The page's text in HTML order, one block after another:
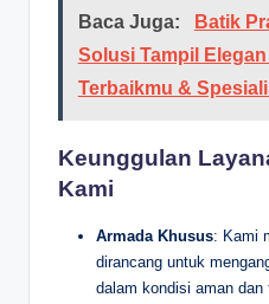
Baca Juga:
Batik
Solusi Tampil
Terbaikmu &
Keunggulan
Kami
Armada Khusus: Kami
dirancang untuk
dalam kondisi aman dan